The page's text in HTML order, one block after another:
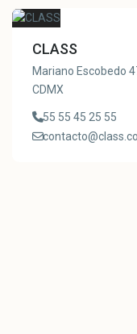
CLASS
Mariano Escobedo
CDMX
55 55 45 25 55